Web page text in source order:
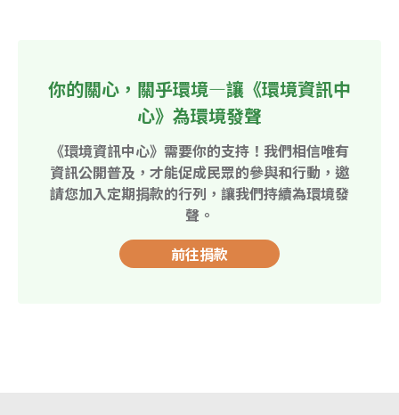
你的關心，關乎環境—讓《環境資訊中
心》為環境發聲
《環境資訊中心》需要你的支持！我們相信唯有
資訊公開普及，才能促成民眾的參與和行動，邀
請您加入定期捐款的行列，讓我們持續為環境發
聲。
前往捐款